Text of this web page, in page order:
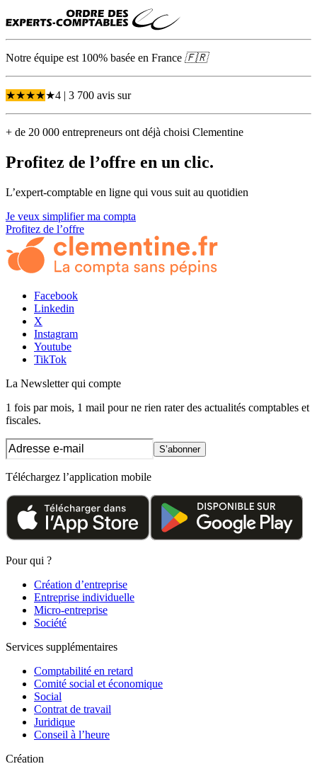
Notre équipe est 100% basée en France 🇫🇷
★★★★★4 | 3 700 avis sur
+ de 20 000 entrepreneurs ont déjà choisi Clementine
Profitez de l’offre en un clic.
L’expert-comptable en ligne qui vous suit au quotidien
Je veux simplifier ma compta
Profitez de l’offre
Facebook
Linkedin
X
Instagram
Youtube
TikTok
La Newsletterqui compte
1 fois par mois, 1 mail pour ne rien rater des actualités comptables et
fiscales.
S’abonner
Téléchargez l’application mobile
Pour qui ?
Création d’entreprise
Entreprise individuelle
Micro-entreprise
Société
Services supplémentaires
Comptabilité en retard
Comité social et économique
Social
Contrat de travail
Juridique
Conseil à l’heure
Création